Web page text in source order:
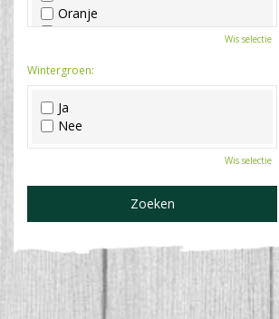
Oranje
Paars
Roze
Wit
Zwart
Wis selectie
Wintergroen:
Ja
Nee
Wis selectie